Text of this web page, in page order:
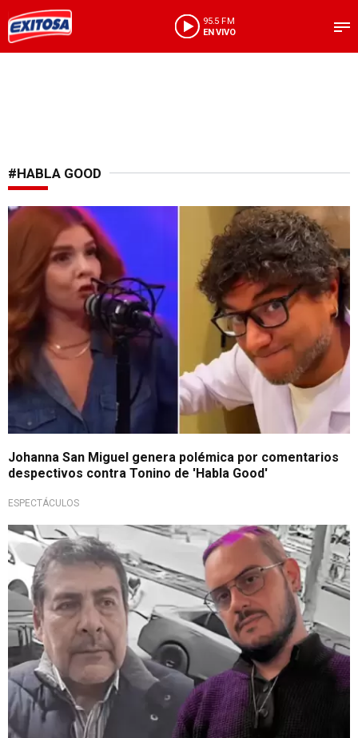
95.5 FM
EN VIVO
#HABLA GOOD
Nuevo escándalo
Johanna San Miguel genera polémica por comentarios
despectivos contra Tonino de 'Habla Good'
ESPECTÁCULOS
Pagará una caución de S/20 mil